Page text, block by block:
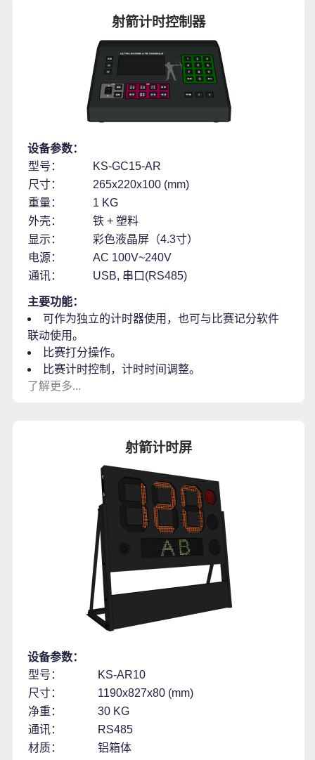
射箭计时控制器
设备参数：
型号：
KS-GC15-AR
尺寸：
265x220x100 (mm)
重量：
1 KG
外壳：
铁 + 塑料
显示：
彩色液晶屏（4.3寸）
电源：
AC 100V~240V
通讯：
USB, 串口(RS485)
主要功能：
可作为独立的计时器使用，也可与比赛记分软件
联动使用。
比赛打分操作。
比赛计时控制，计时时间调整。
了解更多...
射箭计时屏
设备参数：
型号：
KS-AR10
尺寸：
1190x827x80 (mm)
净重：
30 KG
通讯：
RS485
材质：
铝箱体